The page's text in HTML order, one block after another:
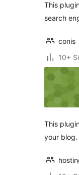
This
search
conis
10+
This
your blog.